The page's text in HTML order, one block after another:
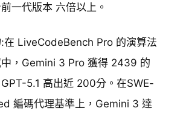
一代版本 六倍以上。
:在 LiveCodeBench Pro 的演算法
中，Gemini 3 Pro 獲得 2439 的
5.1 高出近 200分。在SWE-
編碼代理基準上，Gemini 3 達